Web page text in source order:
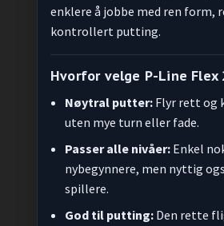
enklere å jobbe med ren form,
kontrollert putting.
Hvorfor velge P-Line Flex
Nøytral putter: Flyr rett og
uten mye turn eller fade.
Passer alle nivåer: Enkel
nybegynnere, men nyttig
spillere.
God til putting: Den rette